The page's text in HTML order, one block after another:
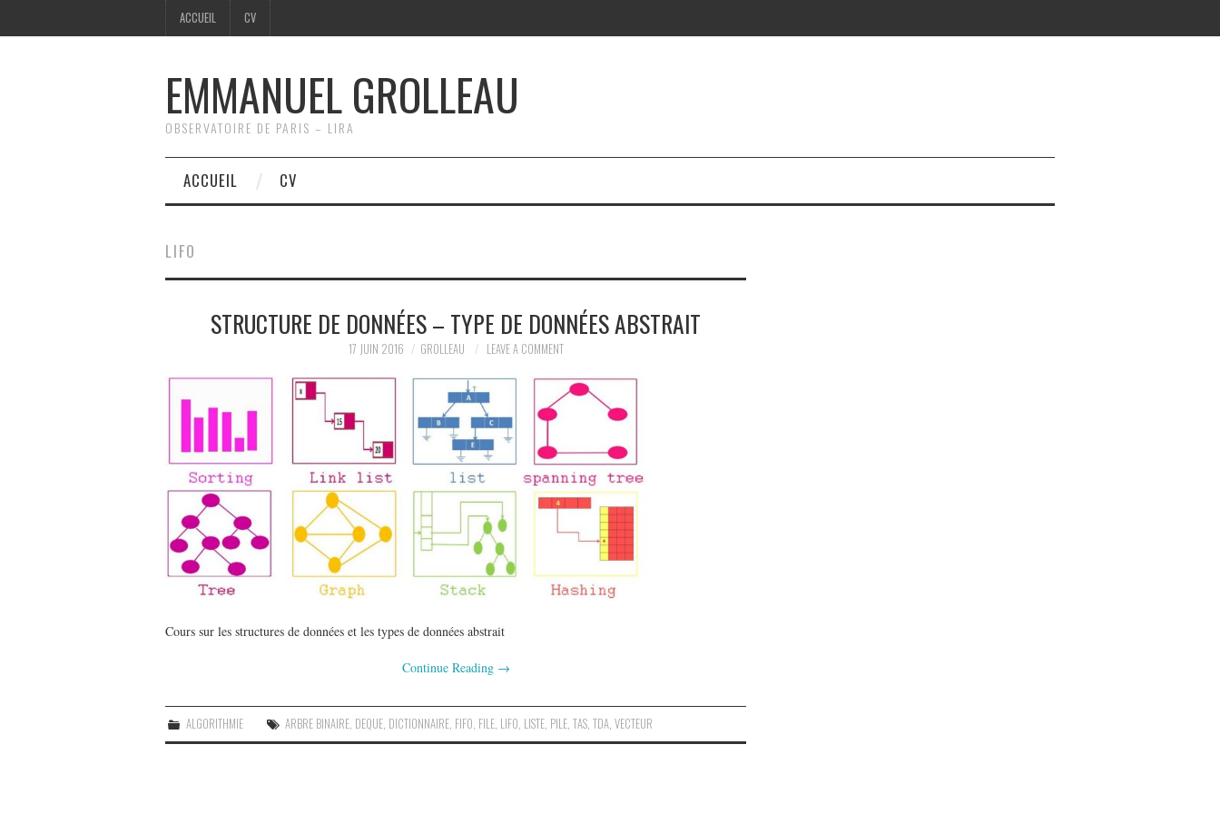
ACCUEIL CV
EMMANUEL GROLLEAU
OBSERVATOIRE DE PARIS – LIRA
ACCUEIL CV
LIFO
STRUCTURE DE DONNÉES – TYPE DE DONNÉES ABSTRAIT
17 JUIN 2016 GROLLEAU LEAVE A COMMENT
Cours sur les structures de données et les types de données abstrait
Continue Reading →
ALGORITHMIE ARBRE BINAIRE, DEQUE, DICTIONNAIRE, FIFO, FILE, LIFO, LISTE, PILE,TAS,TDA,VECTEUR